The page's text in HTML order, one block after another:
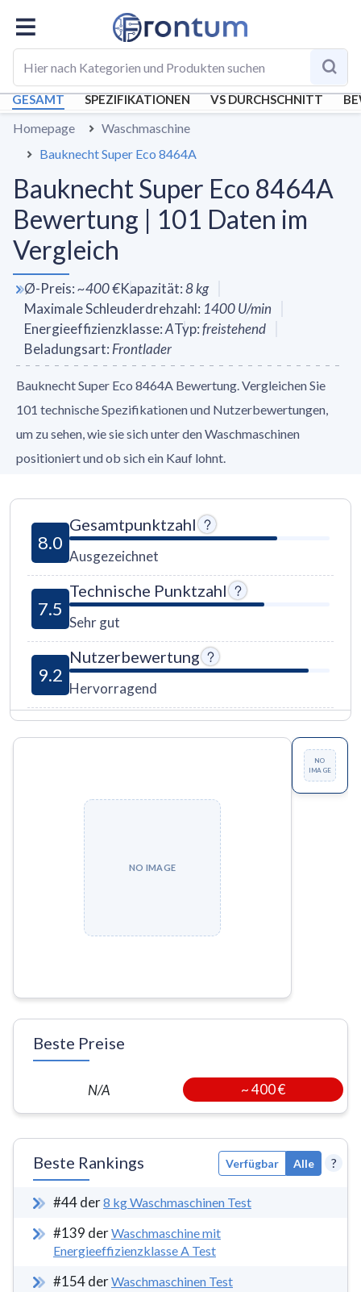
GESAMT SPEZIFIKATIONEN VS DURCHSCHNITT
Homepage
Waschmaschine
Bauknecht Super Eco 8464A
Bauknecht Super Eco 8464A
Bewertung | 101 Daten im
Vergleich
Ø-Preis:~400 €Kapazität:8kg
Maximale Schleuderdrehzahl: 1400U/min
Energieeffizienzklasse:ATyp:freistehend
Beladungsart: Frontlader
Bauknecht Super Eco 8464A Bewertung. Vergleichen Sie
101 technische Spezifikationen und Nutzerbewertungen,
um zu sehen, wie sie sich unter den Waschmaschinen
positioniert und ob sich ein Kauf lohnt.
8.0
Gesamtpunktzahl
Ausgezeichnet
7.5
Technische Punktzahl
Sehr gut
9.2
Nutzerbewertung
Hervorragend
NO
IMAGE
NO IMAGE
Beste Preise
N/A ~400 €
Beste Rankings Verfügbar Alle ?
#44der8 kg Waschmaschinen Test
#139 derWaschmaschine mit
Energieeffizienzklasse A Test
#154derWaschmaschinen Test